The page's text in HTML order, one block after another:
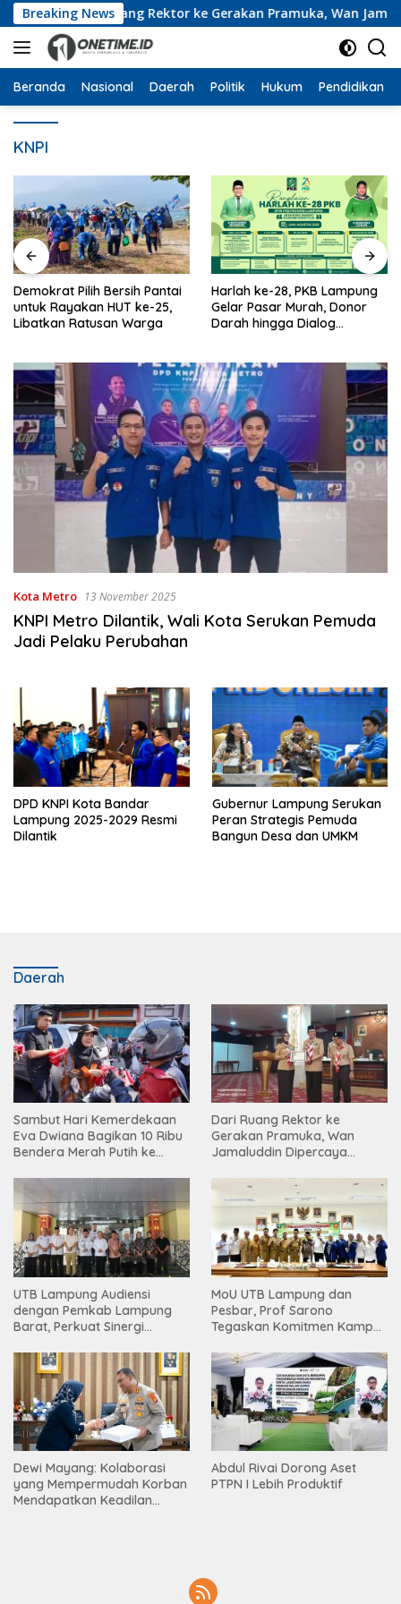
Langsung
ke
konten
Breaking News
Dari Ruang Rektor ke Gerakan Pramuka, Wan
Beranda Nasional Daerah Politik Hukum Pendidikan
KNPI
Demokrat Pilih Bersih Pantai
untuk Rayakan HUT ke-25,
Libatkan Ratusan Warga
Harlah ke-28, PKB Lampung
Gelar Pasar Murah, Donor
Darah hingga Dialog
Kota Metro 13 November 2025
KNPI Metro Dilantik, Wali Kota Serukan Pemuda
Jadi Pelaku Perubahan
DPD KNPI Kota Bandar
Lampung 2025-2029 Resmi
Dilantik
Gubernur Lampung Serukan
Peran Strategis Pemuda
Bangun Desa dan UMKM
Daerah
Sambut Hari Kemerdekaan
Eva Dwiana Bagikan 10 Ribu
Bendera Merah Putih ke
Dari Ruang Rektor ke
Gerakan Pramuka, Wan
Jamaluddin Dipercaya
UTB Lampung Audiensi
dengan Pemkab Lampung
Barat, Perkuat Sinergi
Tinggi
MoU UTB Lampung dan
Pesbar, Prof Sarono
Tegaskan Komitmen Kampus
Masyarakat
Dewi Mayang: Kolaborasi
yang Mempermudah Korban
Mendapatkan Keadilan
Abdul Rivai Dorong Aset
PTPN I Lebih Produktif